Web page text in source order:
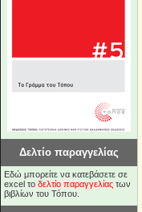
Δελτίο παραγγελίας
Εδώ μπορείτε να κατεβάσετε σε
excel το δελτίο παραγγελίας των
βιβλίων του Τόπου.